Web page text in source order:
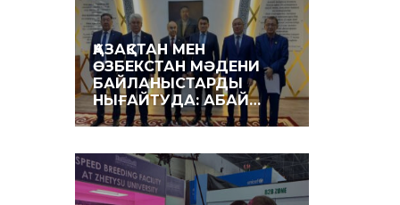
ҚАЗАҚСТАН МЕН
ӨЗБЕКСТАН МӘДЕНИ
БАЙЛАНЫСТАРДЫ
НЫҒАЙТУДА: АБАЙ…